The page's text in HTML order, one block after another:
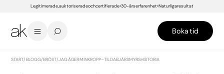
Legitimerade, auktoriserade och certifierade 30-års erfarenhet Naturliga resultat
Boka tid
START/BLOGG/BRÖST/JAG ÄGER MIN KROPP – TILDA BJÄRSMYRS HISTORIA